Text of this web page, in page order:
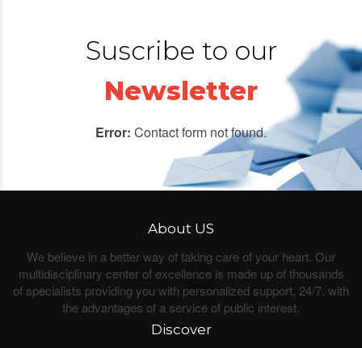
Suscribe to our
Newsletter
Error: Contact form not found.
About US
We believe in a better way of taking care of your heart. Our
multidisciplinary center of excellence is made up of thousands
of specialists providing you with personalized support, 24/7, with
the advantages of a service of public interest.
Discover